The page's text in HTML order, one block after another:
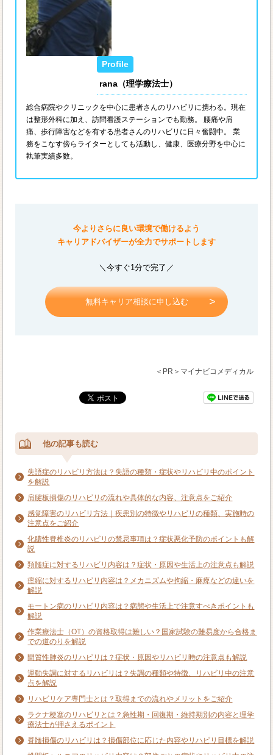
rana（理学療法士）
総合病院やクリニックを中心に患者さんのリハビリに携わる。現在
は整形外科に加え、訪問看護ステーションでも勤務。 腰痛や肩
痛、歩行障害などを有する患者さんのリハビリに日々奮闘中。 業
務をこなす傍らライターとしても活動し、健康、医療分野を中心に
執筆実績多数。
今よりさらに良い環境で働けるよう
キャリアドバイザーが全力でサポートします
＼今すぐ1分で完了／
無料キャリア相談に申し込む
＜PR＞マイナビコメディカル
他の記事も読む
失語症のリハビリ方法は？失語の種類・症状やリハビリ中のポイント
を解説
肩腱板損傷のリハビリの流れや具体的な内容、注意点をご紹介
感覚障害のリハビリ方法｜疾患別の特徴やリハビリの種類、実施時の
注意点をご紹介
化膿性脊椎炎のリハビリの禁忌事項は？症状悪化予防のポイントも解
説
頚髄症に対するリハビリ内容は？症状・原因や生活上の注意点も解説
痙縮に対するリハビリ内容は？メカニズムや拘縮・麻痺などの違いを
解説
モートン病のリハビリ内容は？病態や生活上で注意すべきポイントも
解説
作業療法士（OT）の資格取得は難しい？国家試験の難易度から合格ま
での道のりを解説
間質性肺炎のリハビリは？症状・原因やリハビリ時の注意点も解説
運動失調に対するリハビリは？失調の種類や特徴、リハビリ中の注意
点を解説
リハビリケア専門士とは？取得までの流れやメリットをご紹介
ラクナ梗塞のリハビリとは？急性期・回復期・維持期別の内容と理学
療法士が押さえるポイント
脊髄損傷のリハビリは？損傷部位に応じた内容やリハビリ目標を解説